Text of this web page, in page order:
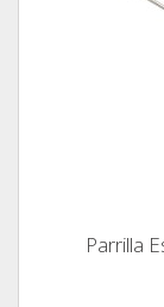
Parrilla